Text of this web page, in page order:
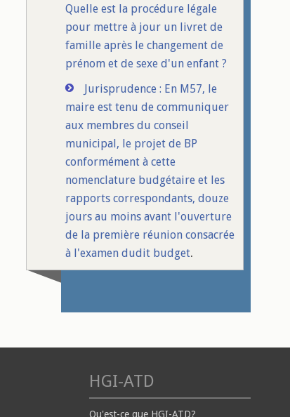
Quelle est la procédure légale
pour mettre à jour un livret de
famille après le changement de
prénom et de sexe d'un enfant ?
Jurisprudence : En M57, le
maire est tenu de communiquer
aux membres du conseil
municipal, le projet de BP
conformément à cette
nomenclature budgétaire et les
rapports correspondants, douze
jours au moins avant l'ouverture
de la première réunion consacrée
à l'examen dudit budget.
HGI-ATD
Qu'est-ce que HGI-ATD?